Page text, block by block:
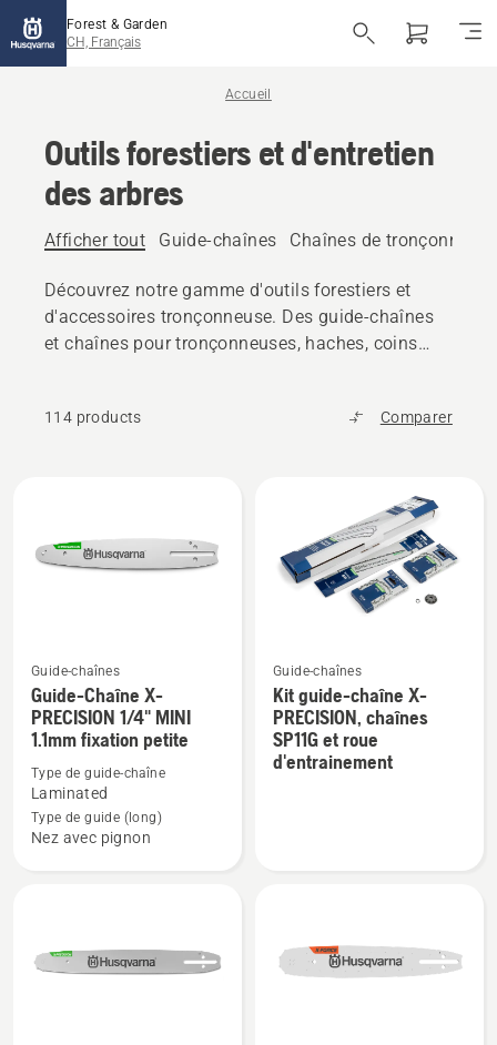
Forest & Garden
CH, Français
Accueil
Outils forestiers et d'entretien
des arbres
Afficher tout Guide-chaînes Chaînes de
Découvrez notre gamme d'outils forestiers et
d'accessoires tronçonneuse. Des guide-chaînes
et chaînes pour tronçonneuses, haches, coins
besoin.
114 products Comparer
produits
Voir
plus
de
détails
sur
Guide-
Chaîne
MINI
1.1mm
Guide-chaînes
Guide-Chaîne X-
PRECISION 1/4" MINI
1.1mm fixation petite
Type de guide-chaîne
Laminated
Type de guide (long)
Nez avec pignon
Voir
plus
de
détails
chaînes
SP11G
Guide-chaînes
Kit guide-chaîne X-
PRECISION, chaînes
SP11G et roue
d'entrainement